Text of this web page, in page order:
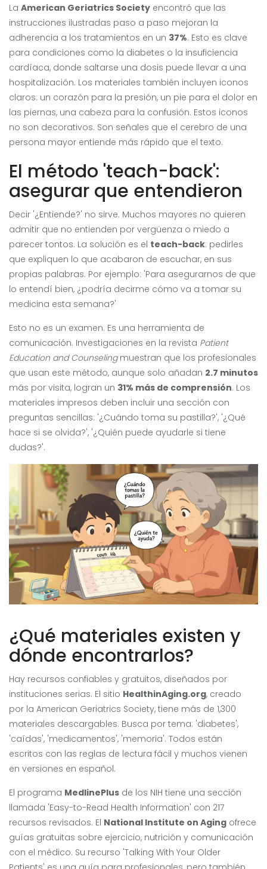
La American Geriatrics Society encontró que las
instrucciones ilustradas paso a paso mejoran la
adherencia a los tratamientos en un 37%. Esto es clave
para condiciones como la diabetes o la insuficiencia
cardíaca, donde saltarse una dosis puede llevar a una
hospitalización. Los materiales también incluyen iconos
claros: un corazón para la presión, un pie para el dolor en
las piernas, una cabeza para la confusión. Estos iconos
no son decorativos. Son señales que el cerebro de una
persona mayor entiende más rápido que el texto.
El método 'teach-back':
asegurar que entendieron
Decir '¿Entiende?' no sirve. Muchos mayores no quieren
admitir que no entienden por vergüenza o miedo a
parecer tontos. La solución es el teach-back: pedirles
que expliquen lo que acabaron de escuchar, en sus
propias palabras. Por ejemplo: 'Para asegurarnos de que
lo entendí bien, ¿podría decirme cómo va a tomar su
medicina esta semana?'
Esto no es un examen. Es una herramienta de
comunicación. Investigaciones en la revista Patient
Education and Counselingmuestran que los profesionales
que usan este método, aunque solo añadan 2.7 minutos
más por visita, logran un 31% más de comprensión. Los
materiales impresos deben incluir una sección con
preguntas sencillas: '¿Cuándo toma su pastilla?', '¿Qué
hace si se olvida?', '¿Quién puede ayudarle si tiene
dudas?'.
¿Qué materiales existen y
dónde encontrarlos?
Hay recursos confiables y gratuitos, diseñados por
instituciones serias. El sitio HealthinAging.org, creado
por la American Geriatrics Society, tiene más de 1,300
materiales descargables. Busca por tema: 'diabetes',
'caídas', 'medicamentos', 'memoria'. Todos están
escritos con las reglas de lectura fácil y muchos vienen
en versiones en español.
El programa MedlinePlus de los NIH tiene una sección
llamada 'Easy-to-Read Health Information' con 217
recursos revisados. El National Institute on Aging ofrece
guías gratuitas sobre ejercicio, nutrición y comunicación
con el médico. Su recurso 'Talking With Your Older